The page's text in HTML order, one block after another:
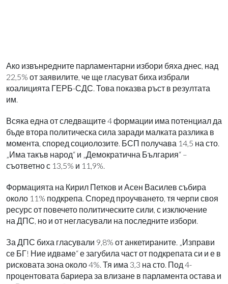
Ако извънредните парламентарни избори бяха днес, над
22,5% от заявилите, че ще гласуват биха избрали
коалицията ГЕРБ-СДС. Това показва ръст в резултата
им.
Всяка една от следващите 4 формации има потенциал да
бъде втора политическа сила заради малката разлика в
момента, според социолозите. БСП получава 14,5 на сто.
„Има такъв народ“ и „Демократична България“ –
съответно с 13,5% и 11,9%.
Формацията на Кирил Петков и Асен Василев събира
около 11% подкрепа. Според проучването, тя черпи своя
ресурс от повечето политическите сили, с изключение
на ДПС, но и от негласували на последните избори.
За ДПС биха гласували 9,8% от анкетираните. „Изправи
се БГ! Ние идваме“ е загубила част от подкрепата си и е в
рисковата зона около 4%. Тя има 3,3 на сто. Под 4-
процентовата бариера за влизане в парламента остава и